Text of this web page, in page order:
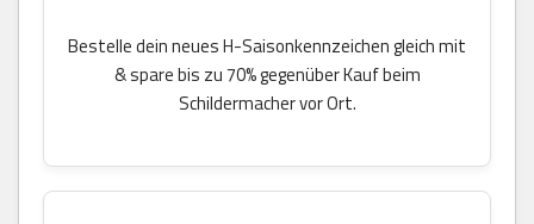
Bestelle dein neues H-Saisonkennzeichen gleich mit
& spare bis zu 70% gegenüber Kauf beim
Schildermacher vor Ort.